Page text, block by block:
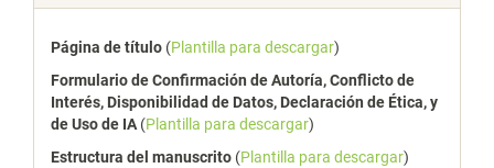
Página de título (Plantilla para descargar)
Formulario de Confirmación de Autoría, Conflicto de
Interés, Disponibilidad de Datos, Declaración de Ética, y
de Uso de IA (Plantilla para descargar)
Estructura del manuscrito (Plantilla para descargar)